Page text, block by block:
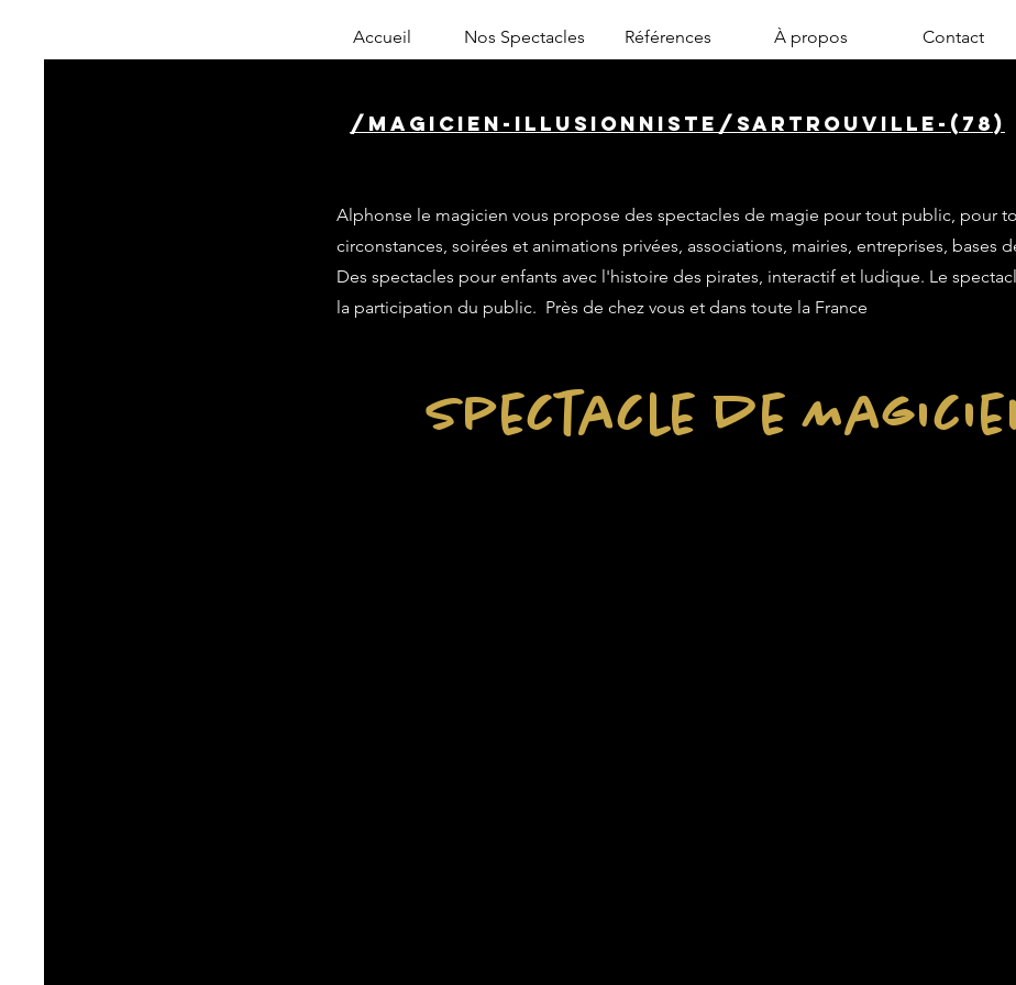
Accueil Nos Spectacles Références À propos Contact
/magicien-illusionniste/sartrouville-(78)
Alphonse le magicien vous propose des spectacles de magie pour tout public, pour
circonstances, soirées et animations privées, associations, mairies, entreprises, bases
Des spectacles pour enfants avec l'histoire des pirates, interactif et ludique. Le
la participation du public. Près de chez vous et dans toute la France
Spectacle de